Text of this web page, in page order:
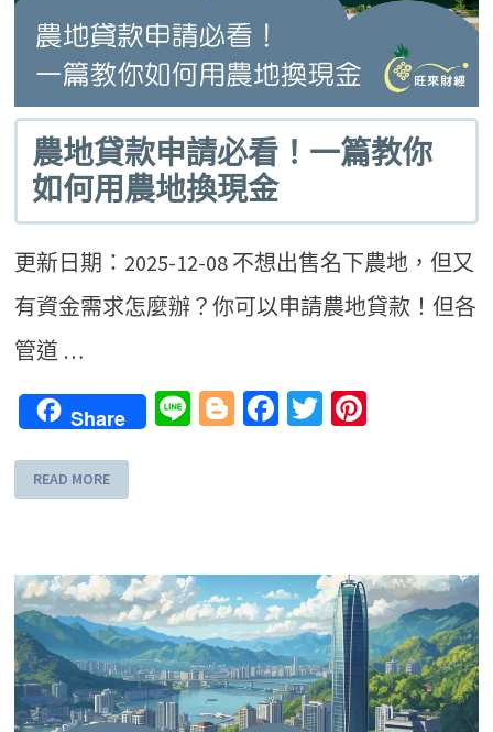
農地貸款申請必看！一篇教你
如何用農地換現金
更新日期：2025-12-08 不想出售名下農地，但又
有資金需求怎麼辦？你可以申請農地貸款！但各
管道 …
Share LineBlogger
Facebook
Twitter
READ MORE